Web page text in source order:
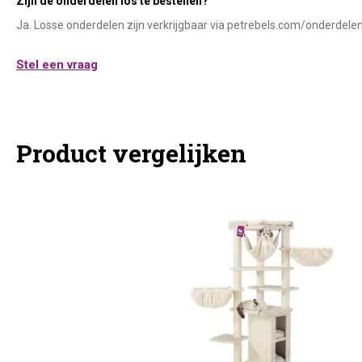
Ja. Losse onderdelen zijn verkrijgbaar via petrebels.com/
Stel een vraag
Product vergelijken